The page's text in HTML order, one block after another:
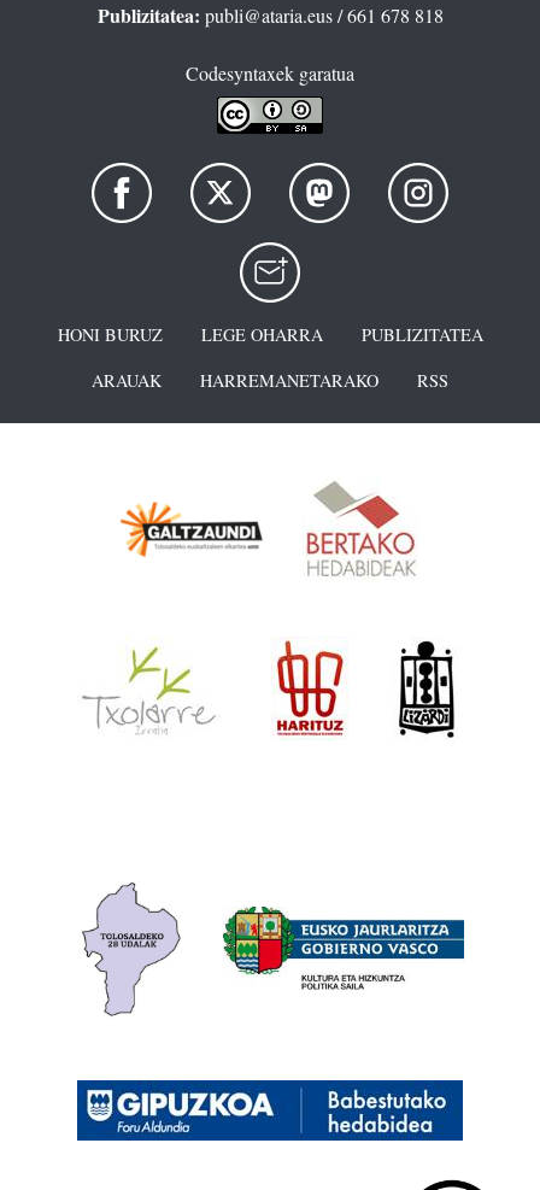
Publizitatea: publi@ataria.eus/ 661 678 818
Codesyntaxek garatua
HONI BURUZ LEGE OHARRA
PUBLIZITATEA
ARAUAK
HARREMANETARAKO RSS